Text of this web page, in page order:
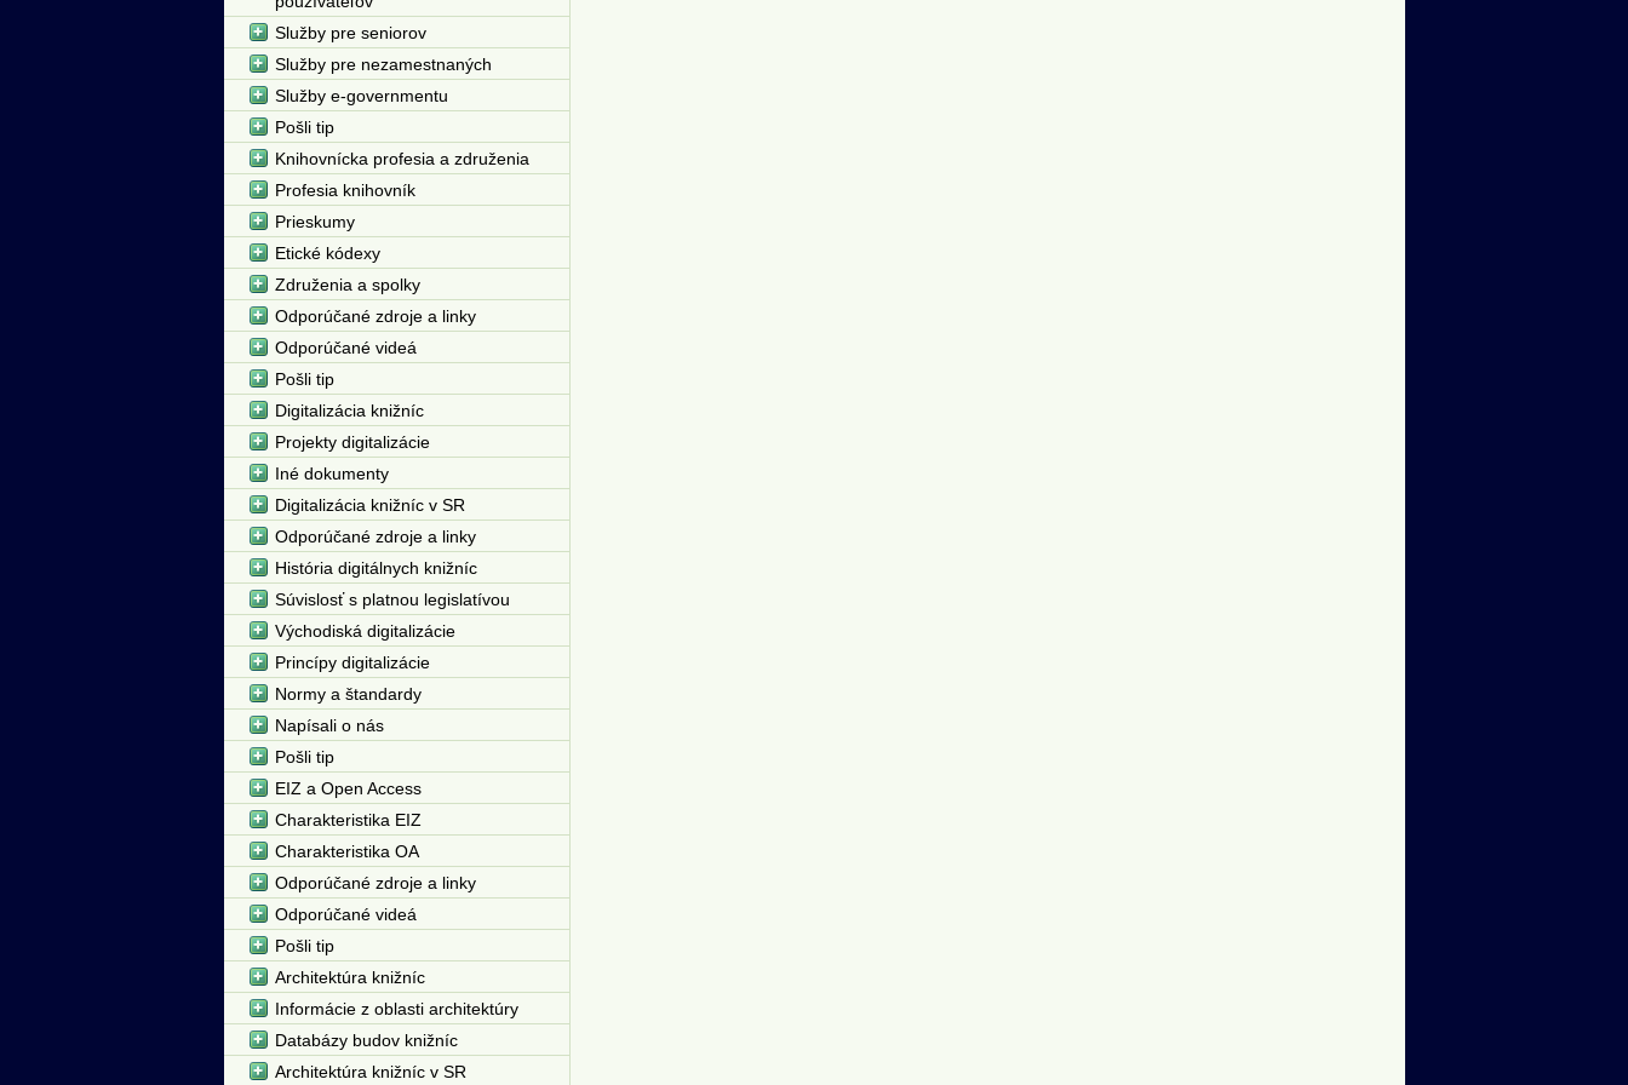
Služby pre seniorov
Služby pre nezamestnaných
Služby e-governmentu
Pošli tip
Knihovnícka profesia a združenia
Profesia knihovník
Prieskumy
Etické kódexy
Združenia a spolky
Odporúčané zdroje a linky
Odporúčané videá
Pošli tip
Digitalizácia knižníc
Projekty digitalizácie
Iné dokumenty
Digitalizácia knižníc v SR
Odporúčané zdroje a linky
História digitálnych knižníc
Súvislosť s platnou legislatívou
Východiská digitalizácie
Princípy digitalizácie
Normy a štandardy
Napísali o nás
Pošli tip
EIZ a Open Access
Charakteristika EIZ
Charakteristika OA
Odporúčané zdroje a linky
Odporúčané videá
Pošli tip
Architektúra knižníc
Informácie z oblasti architektúry
Databázy budov knižníc
Architektúra knižníc v SR